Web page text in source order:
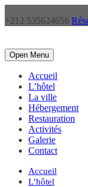
+212 535624656
Open Menu
Accueil
L’hôtel
La ville
Hébergement
Restauration
Activités
Galerie
Contact
Accueil
L’hôtel